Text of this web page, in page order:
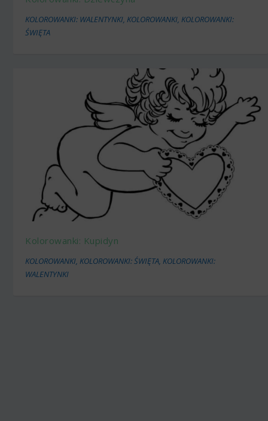
KOLOROWANKI: WALENTYNKI KOLOROWANKI KOLOROWANKI:
ŚWIĘTA
Kolorowanki: Kupidyn
KOLOROWANKI,KOLOROWANKI: ŚWIĘTA,KOLOROWANKI:
WALENTYNKI